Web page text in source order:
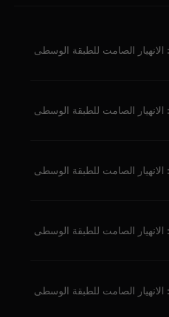
الانهيار الصامت للطبقة الوسطى
الانهيار الصامت للطبقة الوسطى
الانهيار الصامت للطبقة الوسطى
الانهيار الصامت للطبقة الوسطى
الانهيار الصامت للطبقة الوسطى